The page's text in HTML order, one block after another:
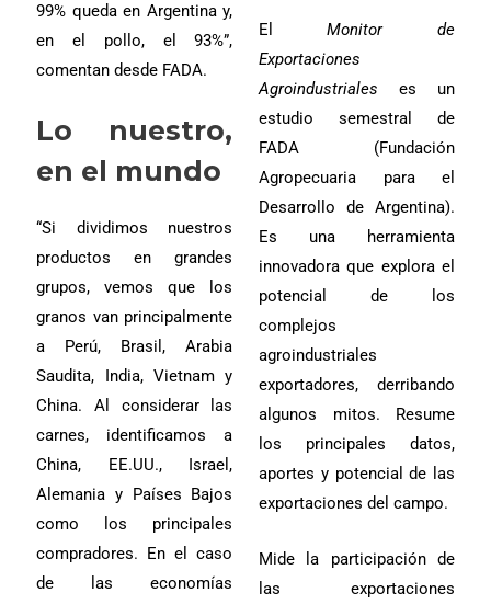
99% queda en Argentina y,
en el pollo, el 93%”,
comentan desde FADA.
Lo nuestro,
en el mundo
“Si dividimos nuestros
productos en grandes
grupos, vemos que los
granos van principalmente
a Perú, Brasil, Arabia
Saudita, India, Vietnam y
China. Al considerar las
carnes, identificamos a
China, EE.UU., Israel,
Alemania y Países Bajos
como los principales
compradores. En el caso
de las economías
El Monitor de
Exportaciones
Agroindustriales es un
estudio semestral de
FADA (Fundación
Agropecuaria para el
Desarrollo de Argentina).
Es una herramienta
innovadora que explora el
potencial de los
complejos
agroindustriales
exportadores, derribando
algunos mitos. Resume
los principales datos,
aportes y potencial de las
exportaciones del campo.
Mide la participación de
las exportaciones